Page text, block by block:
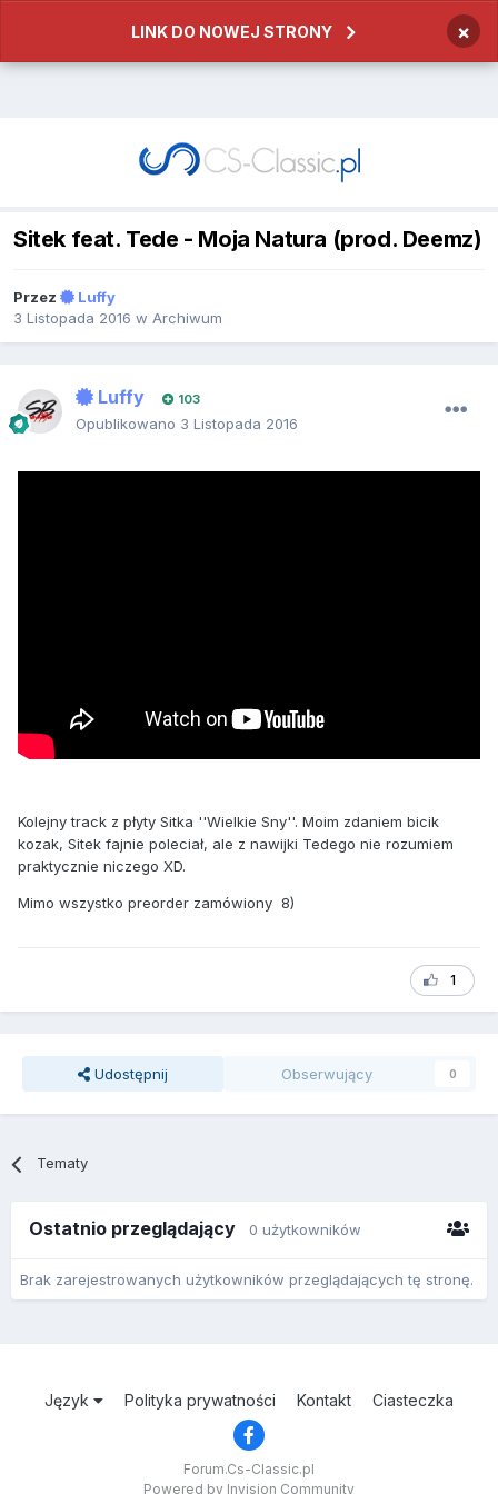
LINK DO NOWEJ STRONY ×
Sitek feat. Tede - Moja Natura (prod. Deemz)
Przez
Luffy
3 Listopada 2016 w Archiwum
Luffy 103
Opublikowano 3 Listopada 2016
Kolejny track z płyty Sitka ''Wielkie Sny''. Moim zdaniem bicik
kozak, Sitek fajnie poleciał, ale z nawijki Tedego nie rozumiem
praktycznie niczego XD.
Mimo wszystko preorder zamówiony 8)
1
Udostępnij Obserwujący 0
Tematy
Ostatnio przeglądający 0 użytkowników
Brak zarejestrowanych użytkowników przeglądających tę stronę.
Język Polityka prywatności Kontakt Ciasteczka
Forum.Cs-Classic.pl
Powered by Invision Community